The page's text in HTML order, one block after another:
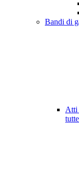
Bandi di
Atti